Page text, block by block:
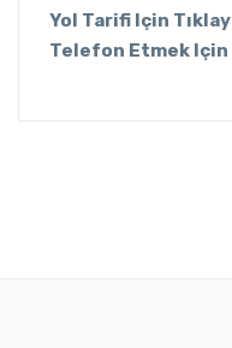
Yol Tarifi Için
Telefon Etmek Için